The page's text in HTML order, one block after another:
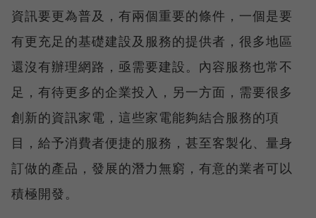
資訊要更為普及，有兩個重要的條件，一個是要
有更充足的基礎建設及服務的提供者，很多地區
還沒有辦理網路，亟需要建設。內容服務也常不
足，有待更多的企業投入，另一方面，需要很多
創新的資訊家電，這些家電能夠結合服務的項
目，給予消費者便捷的服務，甚至客製化、量身
訂做的產品，發展的潛力無窮，有意的業者可以
積極開發。